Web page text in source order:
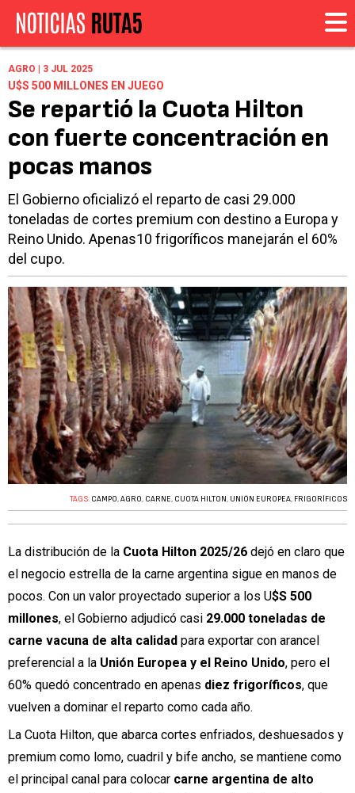
AGRO | 3 JUL 2025
U$S 500 MILLONES EN JUEGO
Se repartió la Cuota Hilton
con fuerte concentración en
pocas manos
El Gobierno oficializó el reparto de casi 29.000
toneladas de cortes premium con destino a Europa y
Reino Unido. Apenas10 frigoríficos manejarán el 60%
del cupo.
TAGS: CAMPO,AGRO, CARNE, CUOTA HILTON, UNIÓN EUROPEA, FRIGORÍFICOS
La distribución de la Cuota Hilton 2025/26 dejó en claro que
el negocio estrella de la carne argentina sigue en manos de
pocos. Con un valor proyectado superior a los U$S 500
millones, el Gobierno adjudicó casi 29.000 toneladas de
carne vacuna de alta calidad para exportar con arancel
preferencial a la Unión Europea y el Reino Unido, pero el
60% quedó concentrado en apenas diez frigoríficos, que
vuelven a dominar el reparto como cada año.
La Cuota Hilton, que abarca cortes enfriados, deshuesados y
premium como lomo, cuadril y bife ancho, se mantiene como
el principal canal para colocar carne argentina de alto